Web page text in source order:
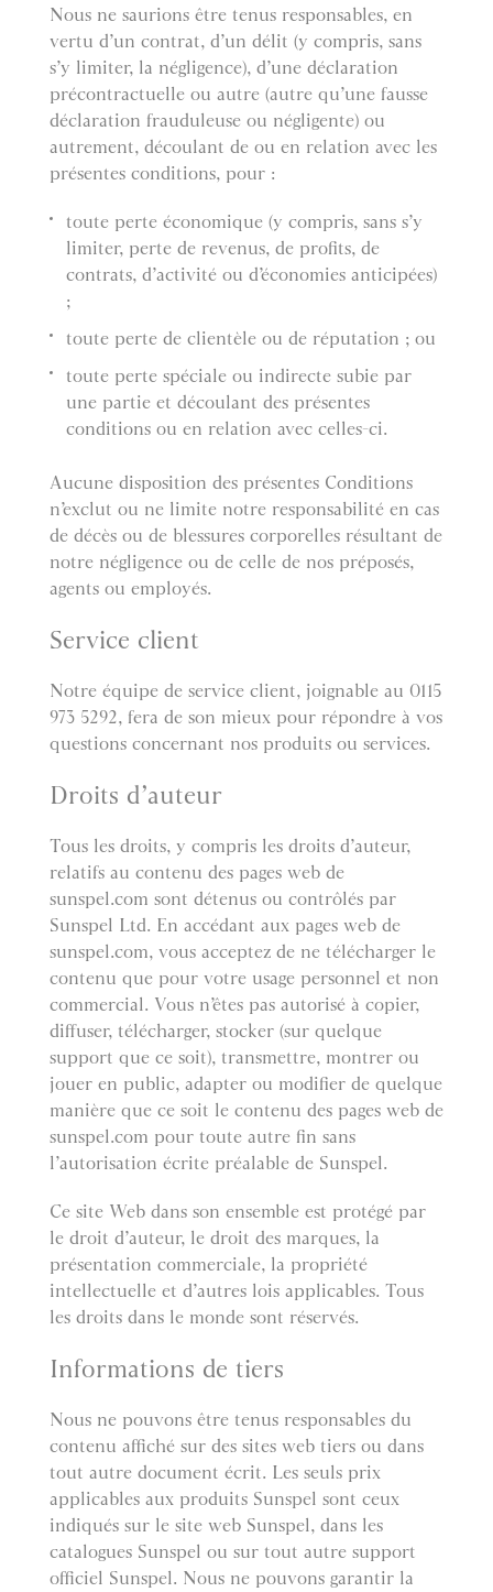
Nous ne saurions être tenus responsables, en
vertu d’un contrat, d’un délit (y compris, sans
s’y limiter, la négligence), d’une déclaration
précontractuelle ou autre (autre qu’une fausse
déclaration frauduleuse ou négligente) ou
autrement, découlant de ou en relation avec les
présentes conditions, pour :
toute perte économique (y compris, sans s’y
limiter, perte de revenus, de profits, de
contrats, d’activité ou d’économies anticipées)
;
toute perte de clientèle ou de réputation ; ou
toute perte spéciale ou indirecte subie par
une partie et découlant des présentes
conditions ou en relation avec celles-ci.
Aucune disposition des présentes Conditions
n’exclut ou ne limite notre responsabilité en cas
de décès ou de blessures corporelles résultant de
notre négligence ou de celle de nos préposés,
agents ou employés.
Service client
Notre équipe de service client, joignable au 0115
973 5292, fera de son mieux pour répondre à vos
questions concernant nos produits ou services.
Droits d’auteur
Tous les droits, y compris les droits d’auteur,
relatifs au contenu des pages web de
sunspel.com sont détenus ou contrôlés par
Sunspel Ltd. En accédant aux pages web de
sunspel.com, vous acceptez de ne télécharger le
contenu que pour votre usage personnel et non
commercial. Vous n’êtes pas autorisé à copier,
diffuser, télécharger, stocker (sur quelque
support que ce soit), transmettre, montrer ou
jouer en public, adapter ou modifier de quelque
manière que ce soit le contenu des pages web de
sunspel.com pour toute autre fin sans
l’autorisation écrite préalable de Sunspel.
Ce site Web dans son ensemble est protégé par
le droit d’auteur, le droit des marques, la
présentation commerciale, la propriété
intellectuelle et d’autres lois applicables. Tous
les droits dans le monde sont réservés.
Informations de tiers
Nous ne pouvons être tenus responsables du
contenu affiché sur des sites web tiers ou dans
tout autre document écrit. Les seuls prix
applicables aux produits Sunspel sont ceux
indiqués sur le site web Sunspel, dans les
catalogues Sunspel ou sur tout autre support
officiel Sunspel. Nous ne pouvons garantir la